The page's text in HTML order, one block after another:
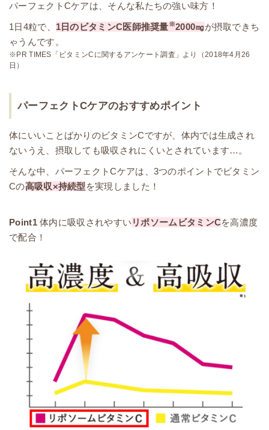
パーフェクトCケアは、そんな私たちの強い味方！
1日4粒で、 1日のビタミンC医師推奨量※2000㎎が摂取できち
ゃうんです。
※PR TIMES「ビタミンCに関するアンケート調査」より（2018年4月26
日）
パーフェクトCケアのおすすめポイント
体にいいことばかりのビタミンCですが、体内では生成され
ないうえ、摂取しても吸収されにくいとされています…。
そんな中、パーフェクトCケアは、3つのポイントでビタミン
Cの高吸収×持続型 を実現しました！
Point1体内に吸収されやすい リポソームビタミンCを高濃度
で配合！